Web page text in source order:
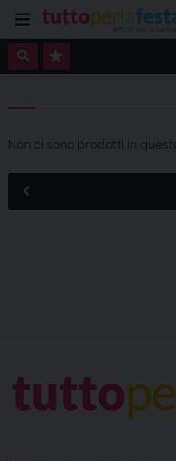
Non ci sono prodotti in